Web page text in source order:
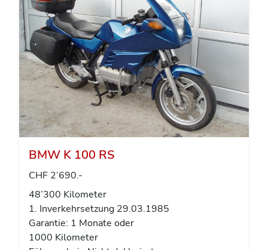
BMW K 100 RS
CHF 2’690.-
48’300 Kilometer
1. Inverkehrsetzung 29.03.1985
Garantie: 1 Monate oder
1000 Kilometer